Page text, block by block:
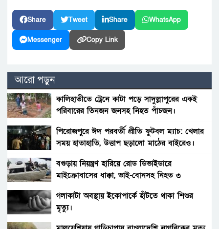
Share Tweet Share WhatsApp
Messenger Copy Link
আরো পড়ুন
কালিহাতীতে ট্রেনে কাটা পড়ে সাদুল্লাপুরের একই
পরিবারের তিনজন জনসহ নিহত পাঁচজন।
পিরোজপুরে ঈদ পরবর্তী প্রীতি ফুটবল ম্যাচ: খেলার
সময় হাতাহাতি, উত্তাপ ছড়ালো মাঠের বাইরেও।
বগুড়ায় নিয়ন্ত্রণ হারিয়ে রোড ডিভাইডারে
মাইক্রোবাসের ধাক্কা, ভাই-বোনসহ নিহত ৩
গলাকাটা অবস্থায় ইকোপার্কে হাঁটতে থাকা শিশুর
মৃত্যু।